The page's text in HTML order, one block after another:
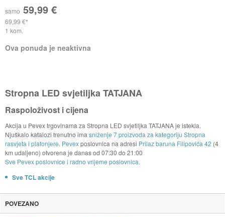
samo 59,99 €
69,99 €
1 kom.
Ova ponuda je neaktivna
Stropna LED svjetiljka TATJANA
Raspoloživost i cijena
Akcija u Pevex trgovinama za Stropna LED svjetiljka TATJANA je istekla.
Njuškalo katalozi trenutno ima sniženje 7 proizvoda za kategoriju Stropna
rasvjeta i plafonjere. Pevexposlovnica na adresi Prilaz baruna Filipovića 42 (4
km udaljeno) otvorena je danas od 07:30 do 21:00
Sve Pevex poslovnice i radno vrijeme poslovnica.
Sve TCL akcije
POVEZANO